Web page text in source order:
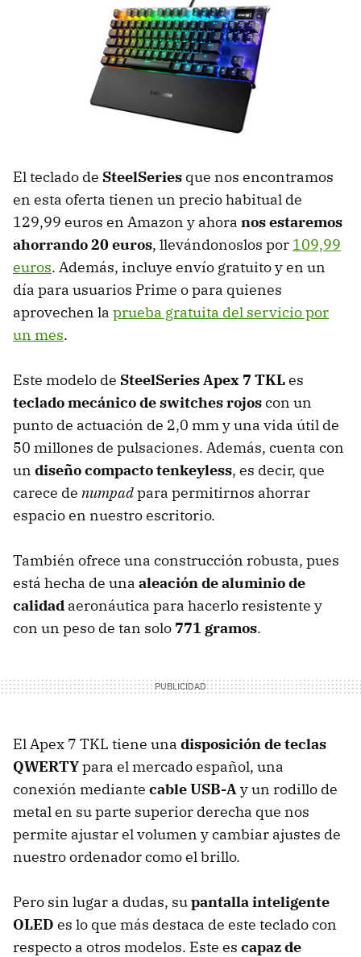
El teclado de SteelSeries que nos encontramos
en esta oferta tienen un precio habitual de
129,99 euros en Amazon y ahora nos estaremos
ahorrando 20 euros, llevándonoslos por 109,99
euros. Además, incluye envío gratuito y en un
día para usuarios Prime o para quienes
aprovechen la prueba gratuita del servicio por
un mes.
Este modelo de SteelSeries Apex 7 TKLes
teclado mecánico de switches rojoscon un
punto de actuación de 2,0 mm y una vida útil de
50 millones de pulsaciones. Además, cuenta con
un diseño compacto tenkeyless, es decir, que
carece de numpadpara permitirnos ahorrar
espacio en nuestro escritorio.
También ofrece una construcción robusta, pues
está hecha de una aleación de aluminio de
calidad aeronáutica para hacerlo resistente y
con un peso de tan solo 771 gramos.
El Apex 7 TKL tiene una disposición de teclas
QWERTYpara el mercado español, una
conexión mediante cable USB-Ay un rodillo de
metal en su parte superior derecha que nos
permite ajustar el volumen y cambiar ajustes de
nuestro ordenador como el brillo.
Pero sin lugar a dudas, supantalla inteligente
OLED es lo que más destaca de este teclado con
respecto a otros modelos. Este es capaz de